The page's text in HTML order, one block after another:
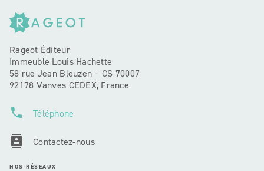
Rageot Éditeur
Immeuble Louis Hachette
58 rue Jean Bleuzen – CS 70007
92178 Vanves CEDEX, France
phone Téléphone
contacts Contactez-nous
NOS RÉSEAUX